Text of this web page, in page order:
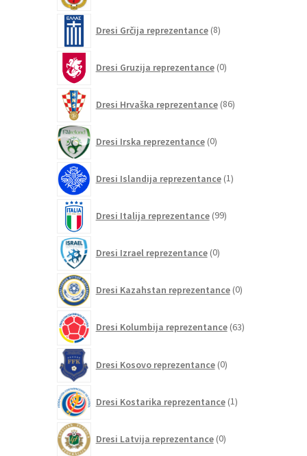
Dresi Grčija reprezentance 8izdelkov
Dresi Gruzija reprezentance 0izdelkov
Dresi Hrvaška reprezentance 86izdelkov
Dresi Irska reprezentance 0izdelkov
Dresi Islandija reprezentance 1izdelek
Dresi Italija reprezentance 99izdelkov
Dresi Izrael reprezentance 0izdelkov
Dresi Kazahstan reprezentance 0izdelkov
Dresi Kolumbija reprezentance 63izdelkov
Dresi Kosovo reprezentance 0izdelkov
Dresi Kostarika reprezentance 1izdelek
Dresi Latvija reprezentance 0izdelkov